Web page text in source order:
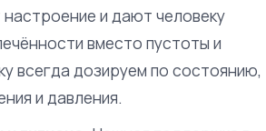
и дают человеку
вместо пустоты и
всегда дозируем по состоянию,
и давления.